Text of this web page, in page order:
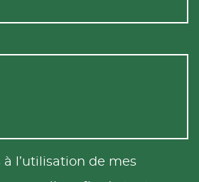
à l’utilisation de mes